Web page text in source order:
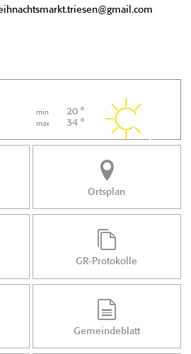
min 20 °
max 34 °
Ortsplan
GR-Protokolle
Gemeindeblatt